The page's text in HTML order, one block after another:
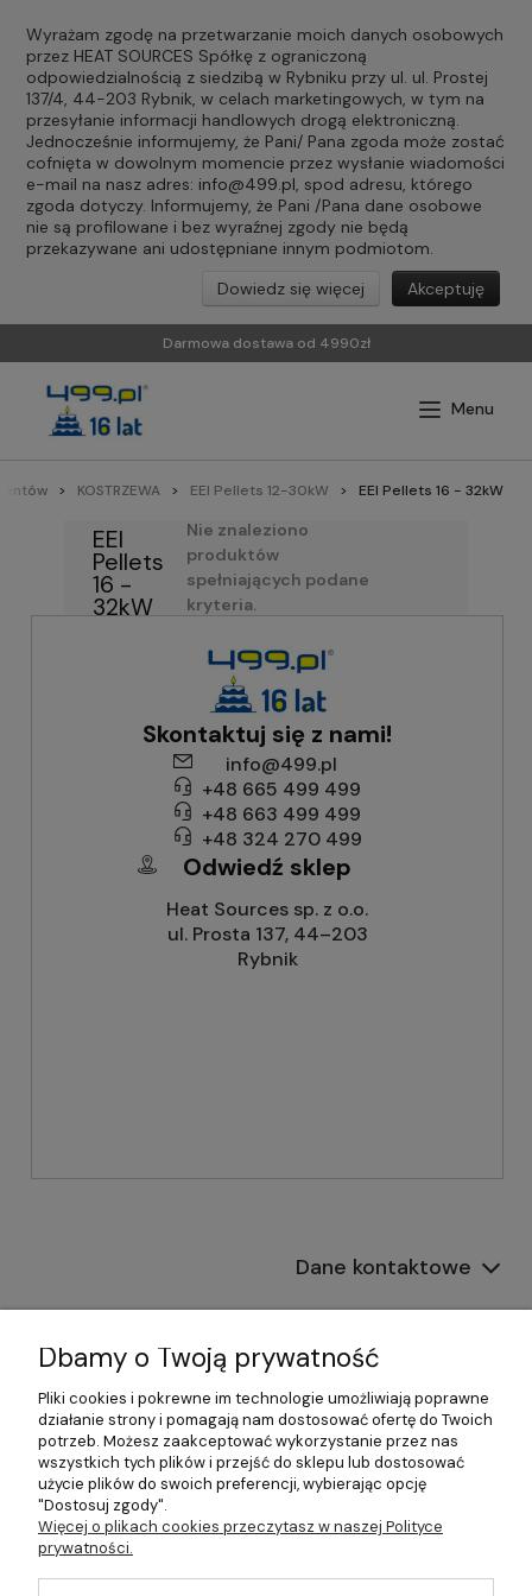
Wyrażam zgodę na przetwarzanie moich danych osobowych
przez HEAT SOURCES Spółkę z ograniczoną
odpowiedzialnością z siedzibą w Rybniku przy ul. ul. Prostej
137/4, 44-203 Rybnik, w celach marketingowych, w tym na
przesyłanie informacji handlowych drogą elektroniczną.
Jednocześnie informujemy, że Pani/ Pana zgoda może zostać
cofnięta w dowolnym momencie przez wysłanie wiadomości
e-mail na nasz adres: info@499.pl, spod adresu, którego
zgoda dotyczy. Informujemy, że Pani /Pana dane osobowe
nie są profilowane i bez wyraźnej zgody nie będą
przekazywane ani udostępniane innym podmiotom.
Akceptuję
Dowiedz się więcej
Darmowa dostawa od 4990zł
KOSTRZEWA EEI Pellets 12-30kW EEI Pellets 16 - 32kW
EEI
Pellets
16 -
32kW
Nie znaleziono
produktów
spełniających podane
kryteria.
Skontaktuj się z nami!
info@499.pl
+48 665 499 499
+48 663 499 499
+48 324 270 499
Odwiedź sklep
Heat Sources sp. z o.o.
ul. Prosta 137, 44–203
Rybnik
Dane kontaktowe
Informacje
Płatności i dostawa
Pomoc
Moje konto
©2026 Wszelkie Prawa Zastrzeżone | 499.pl - najlepszy sklep z
Dbamy o Twoją prywatność
Pliki cookies i pokrewne im technologie umożliwiają poprawne
działanie strony i pomagają nam dostosować ofertę do Twoich
potrzeb. Możesz zaakceptować wykorzystanie przez nas
wszystkich tych plików i przejść do sklepu lub dostosować
użycie plików do swoich preferencji, wybierając opcję
"Dostosuj zgody".
Więcej o plikach cookies przeczytasz w naszej Polityce
prywatności.